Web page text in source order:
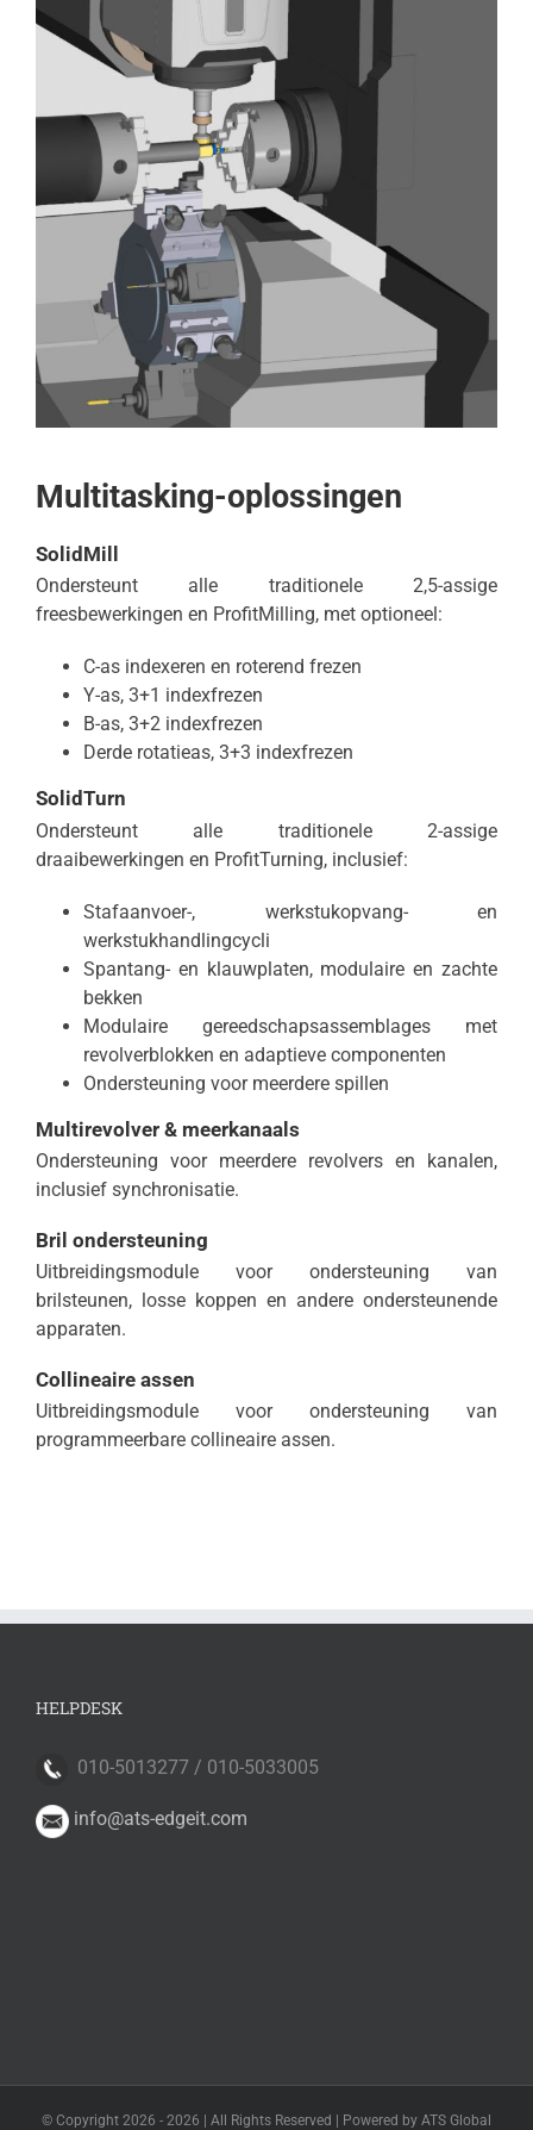
Multitasking-oplossingen
SolidMill
Ondersteunt alle traditionele 2,5-assige
freesbewerkingen en ProfitMilling, met optioneel:
C-as indexeren en roterend frezen
Y-as, 3+1 indexfrezen
B-as, 3+2 indexfrezen
Derde rotatieas, 3+3 indexfrezen
SolidTurn
Ondersteunt alle traditionele 2-assige
draaibewerkingen en ProfitTurning, inclusief:
Stafaanvoer-, werkstukopvang- en
werkstukhandlingcycli
Spantang- en klauwplaten, modulaire en zachte
bekken
Modulaire gereedschapsassemblages met
revolverblokken en adaptieve componenten
Ondersteuning voor meerdere spillen
Multirevolver & meerkanaals
Ondersteuning voor meerdere revolvers en kanalen,
inclusief synchronisatie.
Bril ondersteuning
Uitbreidingsmodule voor ondersteuning van
brilsteunen, losse koppen en andere ondersteunende
apparaten.
Collineaire assen
Uitbreidingsmodule voor ondersteuning van
programmeerbare collineaire assen.
HELPDESK
010-5013277 / 010-5033005
info@ats-edgeit.com
© Copyright 2026 - 2026 | All Rights Reserved | Powered by ATS Global